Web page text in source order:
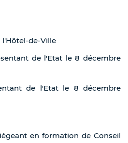
l'Hôtel-de-Ville
de l'Etat le 8 décembre
de l'Etat le 8 décembre
en formation de Conseil